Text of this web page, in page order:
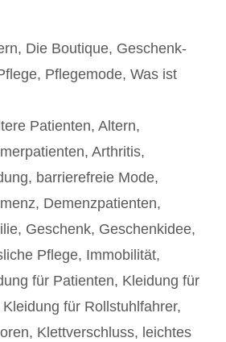
, Die Boutique, Geschenk-
, Pflegemode, Was ist
Patienten, Altern,
, Arthritis,
, barrierefreie Mode,
, Demenzpatienten,
, Geschenk, Geschenkidee,
Pflege, Immobilität,
für Patienten, Kleidung für
Kleidung für Rollstuhlfahrer,
, Klettverschluss, leichtes